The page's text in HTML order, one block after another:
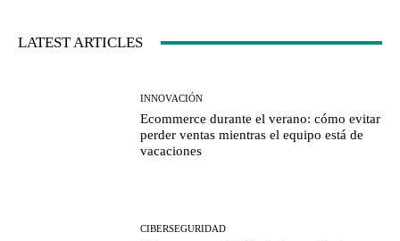
LATEST ARTICLES
INNOVACIÓN
Ecommerce durante el verano: cómo evitar
perder ventas mientras el equipo está de
vacaciones
CIBERSEGURIDAD